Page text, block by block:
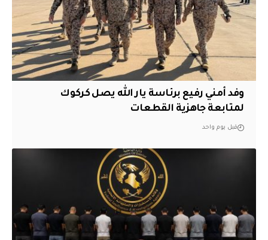
وفد أمني رفيع برئاسة يار الله يصل كركوك
لمتابعة جاهزية القطعات
قبل يوم واحد